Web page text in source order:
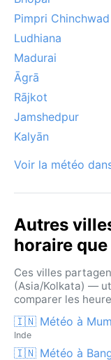
Pimpri Chinchwad
Ludhiana
Madurai
Āgrā
Rājkot
Jamshedpur
Kalyān
Voir la météo
Autres
horaire
Ces villes
(Asia/Kolkata) —
comparer les
🇮🇳 Météo à
Inde
🇮🇳 Météo à